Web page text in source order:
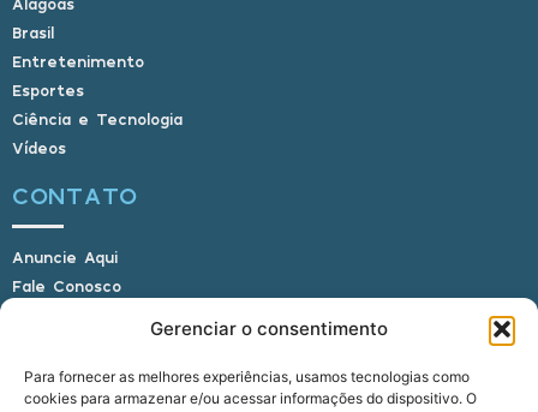
Gerenciar o consentimento
Para fornecer as melhores experiências, usamos tecnologias como
cookies para armazenar e/ou acessar informações do dispositivo. O
Brasil
Entretenimento
Esportes
Ciência e Tecnologia
Vídeos
CONTATO
Anuncie Aqui
Fale Conosco